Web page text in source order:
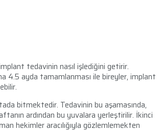
tedavinin nasıl işlediğini getirir.
4.5 ayda tamamlanması ile bireyler, implant
bitmektedir. Tedavinin bu aşamasında,
ardından bu yuvalara yerleştirilir. İkinci
hekimler aracılığıyla gözlemlemekten